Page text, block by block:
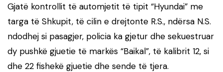
Gjatë kontrollit të automjetit të tipit “Hyundai” me
targa të Shkupit, të cilin e drejtonte R.S., ndërsa N.S.
ndodhej si pasagjer, policia ka gjetur dhe sekuestruar
dy pushkë gjuetie të markës “Baikal”, të kalibrit 12, si
dhe 22 fishekë gjuetie dhe sende të tjera.